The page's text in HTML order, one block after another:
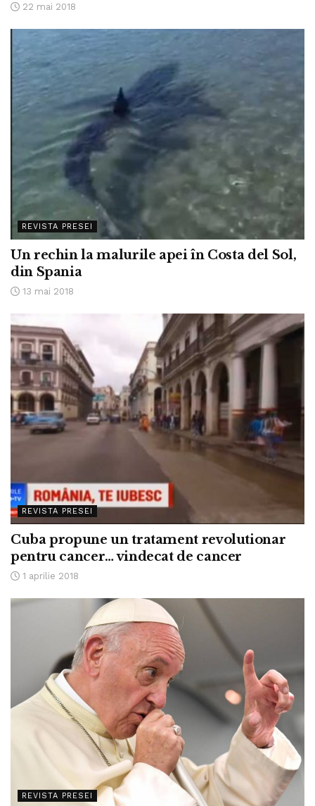
22 mai 2018
REVISTA PRESEI
Un rechin la malurile apei în Costa del Sol,
din Spania
13 mai 2018
REVISTA PRESEI
Cuba propune un tratament revolutionar
pentru cancer… vindecat de cancer
1 aprilie 2018
REVISTA PRESEI